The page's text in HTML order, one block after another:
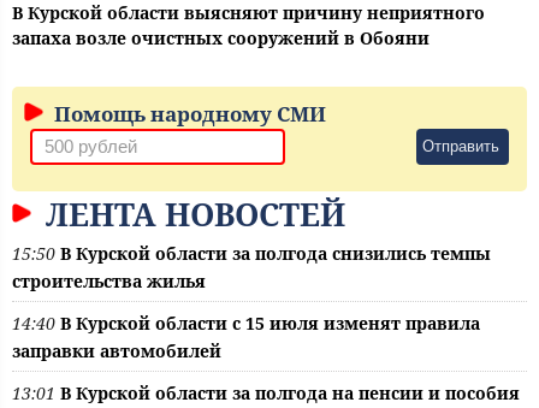
В Курской области выясняют причину неприятного
запаха возле очистных сооружений в Обояни
Помощь народному СМИ
Отправить
ЛЕНТА НОВОСТЕЙ
15:50 В Курской области за полгода снизились темпы
строительства жилья
14:40 В Курской области с 15 июля изменят правила
заправки автомобилей
13:01 В Курской области за полгода на пенсии и пособия